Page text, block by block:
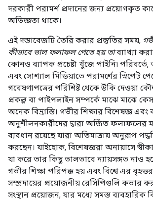
দরকারী পরামর্শ প্রদানের জন্য প্রয়োগকৃত
অভিজ্ঞতা থাকে।
এই দস্তাবেজটি তৈরি করার প্রস্তুতির সময়,
কীভাবে ভাল ফলাফল পেতে হয় তাব্যাখ্যা
কোনও ব্যাপক প্রচেষ্টা খুঁজে পাইনি৷
এবং সোশ্যাল মিডিয়াতে পরামর্শের স্নিপেট
গবেষণাপত্রের পরিশিষ্ট থেকে উঁকি দেওয়া
প্রকল্প বা পাইপলাইন সম্পর্কে মাঝে মাঝে
অনেক বিভ্রান্তি। গভীর শিক্ষার বিশেষজ্ঞ এবং
অনুশীলনকারীদের দ্বারা অর্জিত ফলাফলের
ব্যবধান রয়েছে যারা অতিমাত্রায় অনুরূপ
করছেন। যাইহোক, বিশেষজ্ঞরা অনায়াসে
যা করে তার কিছু ভালভাবে ন্যায়সঙ্গত নাও
গভীর শিক্ষা পরিপক্ক হয় এবং বিশ্বে এর
সম্প্রদায়ের প্রয়োজনীয় রেসিপিগুলি কভার
সংস্থান প্রয়োজন, যার মধ্যে সমস্ত ব্যবহারিক